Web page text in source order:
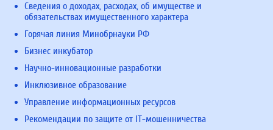
Сведения о доходах, расходах, об имуществе и
обязательствах имущественного характера
Горячая линия Минобрнауки РФ
Бизнес инкубатор
Научно-инновационные разработки
Инклюзивное образование
Управление информационных ресурсов
Рекомендации по защите от IT-мошенничества